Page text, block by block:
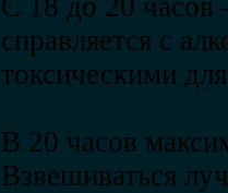
С 18 до 20 часов
справляется с
токсическими
В 20 часов
Взвешиваться